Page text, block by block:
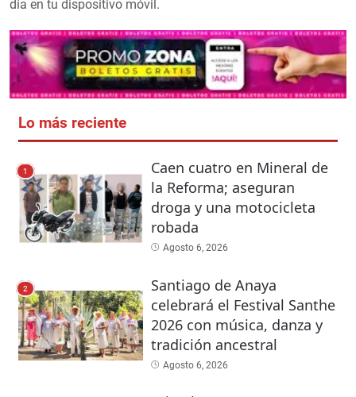
día en tu dispositivo móvil.
Lo más reciente
1
Caen cuatro en Mineral de
la Reforma; aseguran
droga y una motocicleta
robada
Agosto 6, 2026
2
Santiago de Anaya
celebrará el Festival Santhe
2026 con música, danza y
tradición ancestral
Agosto 6, 2026